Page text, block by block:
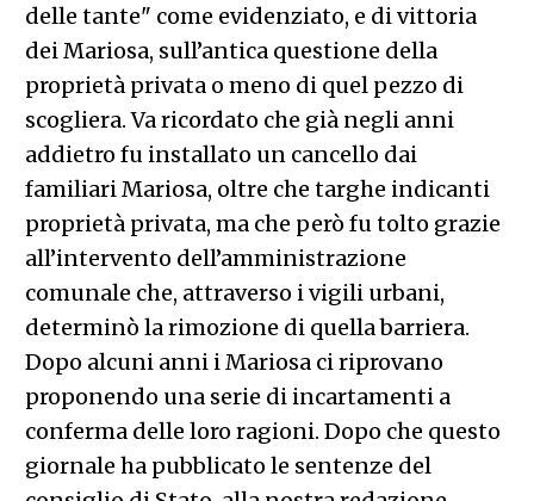
delle tante" come evidenziato, e di vittoria
dei Mariosa, sull’antica questione della
proprietà privata o meno di quel pezzo di
scogliera. Va ricordato che già negli anni
addietro fu installato un cancello dai
familiari Mariosa, oltre che targhe indicanti
proprietà privata, ma che però fu tolto grazie
all’intervento dell’amministrazione
comunale che, attraverso i vigili urbani,
determinò la rimozione di quella barriera.
Dopo alcuni anni i Mariosa ci riprovano
proponendo una serie di incartamenti a
conferma delle loro ragioni. Dopo che questo
giornale ha pubblicato le sentenze del